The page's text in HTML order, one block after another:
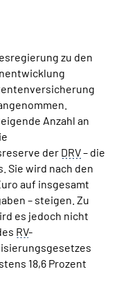
zu den
Anzahl an
der DRV– die
Sie wird nach den
auf insgesamt
– steigen. Zu
es jedoch nicht
RV-
18,6 Prozent